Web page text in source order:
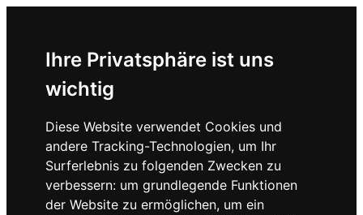
Ihre Privatsphäre ist uns
wichtig
Diese Website verwendet Cookies und
andere Tracking-Technologien, um Ihr
Surferlebnis zu folgenden Zwecken zu
verbessern: um grundlegende Funktionen
der Website zu ermöglichen, um ein